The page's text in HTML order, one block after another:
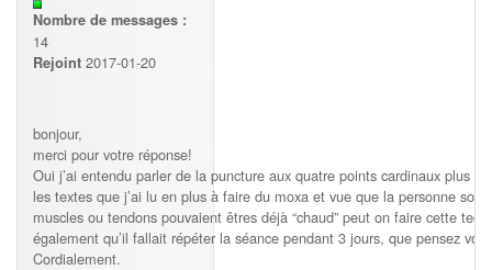
Nombre de messages :
14
Rejoint 2017-01-20
bonjour,
merci pour votre réponse!
Oui j’ai entendu parler de la puncture aux quatre points cardinaux plus
les textes que j’ai lu en plus à faire du moxa et vue que la personne
muscles ou tendons pouvaient êtres déjà “chaud” peut on faire cette
également qu’il fallait répéter la séance pendant 3 jours, que pensez
Cordialement.